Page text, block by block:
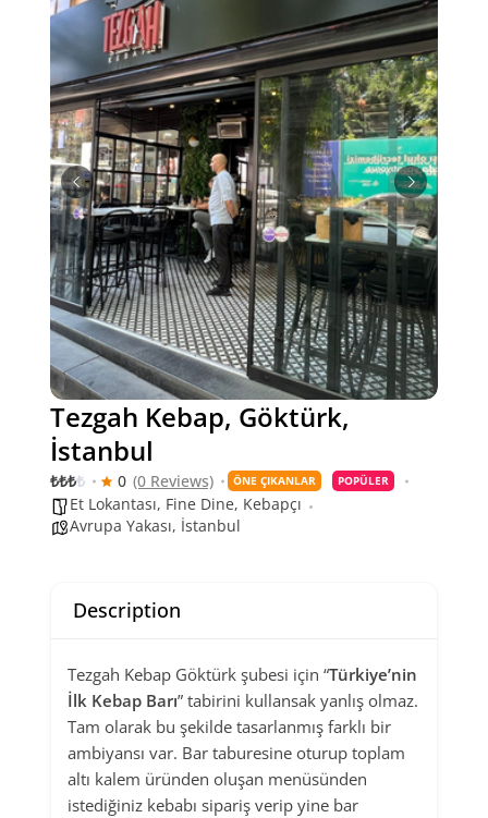
Tezgah Kebap, Göktürk,
İstanbul
₺₺₺₺ 0 (0 Reviews) ÖNE ÇIKANLAR POPÜLER
Et Lokantası, Fine Dine, Kebapçı
Avrupa Yakası, İstanbul
Description
Tezgah Kebap Göktürk şubesi için “Türkiye’nin
İlk Kebap Barı” tabirini kullansak yanlış olmaz.
Tam olarak bu şekilde tasarlanmış farklı bir
ambiyansı var. Bar taburesine oturup toplam
altı kalem üründen oluşan menüsünden
istediğiniz kebabı sipariş verip yine bar